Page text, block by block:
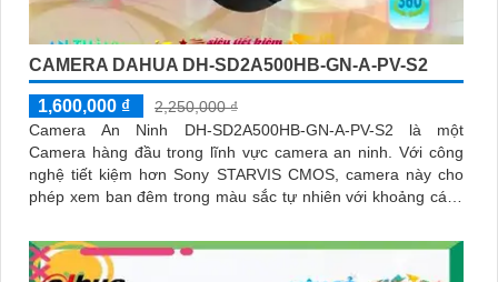
CAMERA DAHUA DH-SD2A500HB-GN-A-PV-S2
1,600,000 ₫
2,250,000 ₫
Camera An Ninh DH-SD2A500HB-GN-A-PV-S2 là một
Camera hàng đầu trong lĩnh vực camera an ninh. Với công
nghệ tiết kiệm hơn Sony STARVIS CMOS, camera này cho
phép xem ban đêm trong màu sắc tự nhiên với khoảng cách